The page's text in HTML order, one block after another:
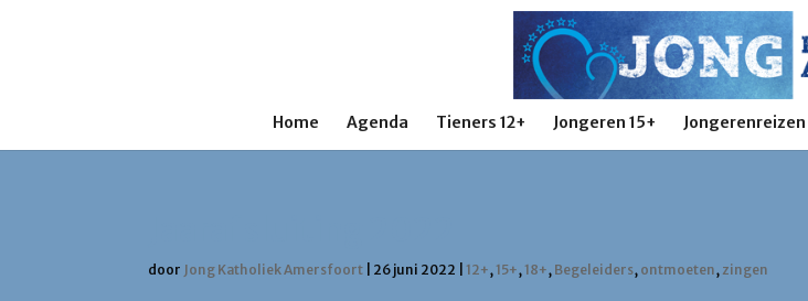
Home Agenda Tieners 12+ Jongeren 15+ Jongerenreizen
door Jong Katholiek Amersfoort 26 juni 2022 |12+,15+,18+, Begeleiders, ontmoeten, zingen